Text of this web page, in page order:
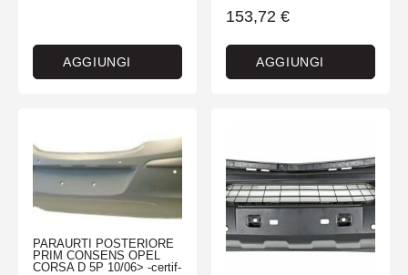
AGGIUNGI
153,72 €
AGGIUNGI
PARAURTI POSTERIORE
PRIM CONSENS OPEL
CORSA D 5P 10/06> -certif-